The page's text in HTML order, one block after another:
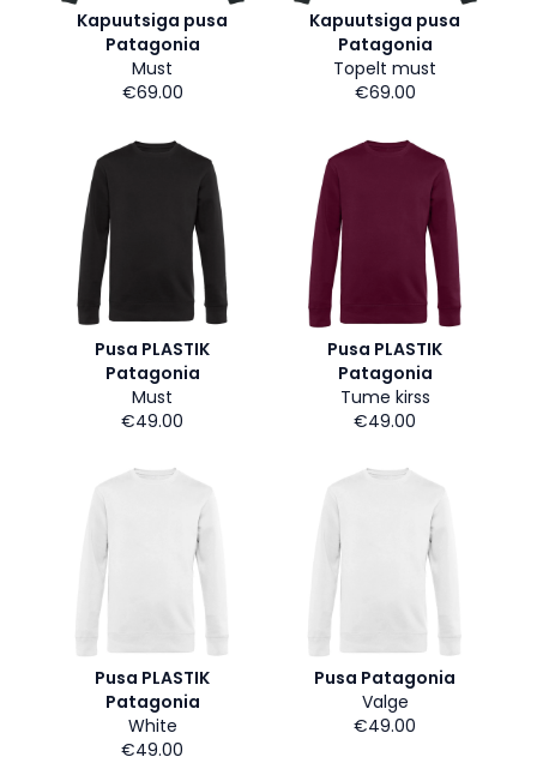
Kapuutsiga pusa
Patagonia
Must
€69.00
Kapuutsiga pusa
Patagonia
Topelt must
€69.00
Pusa PLASTIK
Patagonia
Must
€49.00
Pusa PLASTIK
Patagonia
Tume kirss
€49.00
Pusa PLASTIK
Patagonia
White
€49.00
Pusa Patagonia
Valge
€49.00